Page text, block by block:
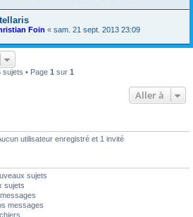
Foin « sam. 21 sept. 2013 23:09
sujets • Page 1 sur 1
Aller à
utilisateur enregistré et 1 invité
sujets
sujets
messages